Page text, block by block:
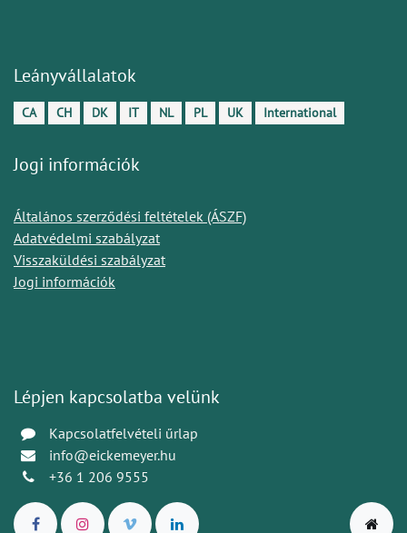
Leányvállalatok
CA CH DK IT NL PL UK International
Jogi információk
Általános szerződési feltételek (ÁSZF)
Adatvédelmi szabályzat
Visszaküldési szabályzat
Jogi információk
Lépjen kapcsolatba velünk
Kapcsolatfelvételi űrlap
info@eickemeyer.hu
+36 1 206 9555